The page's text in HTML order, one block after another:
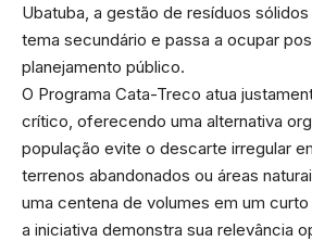
Ubatuba, a gestão de resíduos
tema secundário e passa a ocupar
planejamento público.
O Programa Cata-Treco atua
crítico, oferecendo uma alternativa
população evite o descarte irregular
terrenos abandonados ou áreas
uma centena de volumes em um
a iniciativa demonstra sua relevância